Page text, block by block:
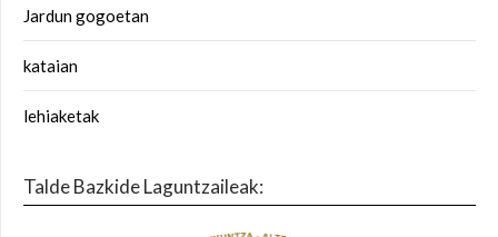
Jardun gogoetan
kataian
lehiaketak
Talde Bazkide Laguntzaileak: